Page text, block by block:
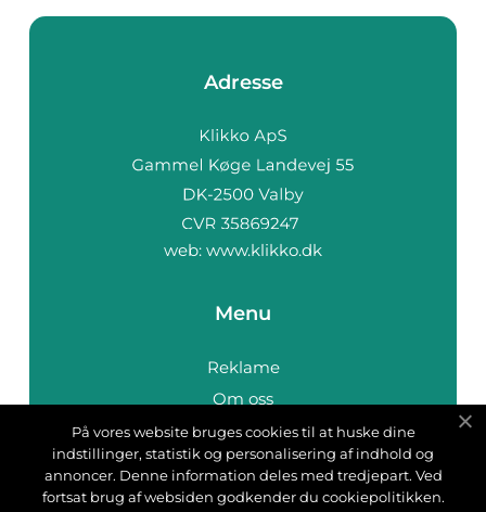
Adresse
web: www.klikko.dk
Menu
Reklame
Om oss
Cookies
Kontakt Oss
Sitemap
På vores website bruges cookies til at huske dine
indstillinger, statistik og personalisering af indhold og
annoncer. Denne information deles med tredjepart. Ved
fortsat brug af websiden godkender du cookiepolitikken.